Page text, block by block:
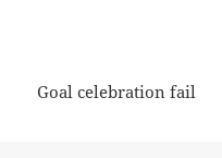
Goal celebration fail